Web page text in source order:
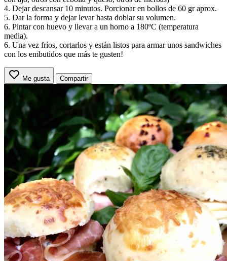
4. Dejar descansar 10 minutos. Porcionar en bollos de 60 gr aprox.
5. Dar la forma y dejar levar hasta doblar su volumen.
6. Pintar con huevo y llevar a un horno a 180ºC (temperatura
media).
6. Una vez fríos, cortarlos y están listos para armar unos sandwiches
con los embutidos que más te gusten!
Me gusta Compartir